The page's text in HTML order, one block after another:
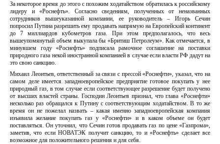
За некоторое время до этого с похожим ходатайством обратилась к российскому
лидеру и «Роснефть». Согласно сведениям, полученных от неназванных
сотрудников вышеуказанной компании, ее руководитель – Игорь Сечин
попросил Путина разрешить ему продавать напрямую на Европейский континент
до 7 миллиардов кубометров газа. При этом предполагалось, что весь
вышеупомянутый объем выкупала бы «Бритиш Петролеум». Как отмечается, в
минувшем году «Роснефть» подписала рамочное соглашение на поставки
природного газа некой иностранной компанией в случае если власти РФ дадут на
это свою санкцию.
Михаил Леонтьев, ответственный за связи с прессой «Роснефти», указал, что на
самом деле имеется западноевропейское предприятие готовое покупать у нее
природный газ, в том случае если соответствующее разрешение будет получено
от высших властей страны. Господин Леонтьев признал, что глава «Роснефти»
несколько раз обращался к Путину с соответствующим ходатайством. В то же
время он не пожелал назвать – какая именно западноевропейская компания
изъявила желание покупать газ у «Роснефти» и в каком объеме он будет
поставляться. Он уточнил, что Сечин готов продавать газ по цене «Газпрома»,
заметив, что если НОВАТЭК получит санкцию, то и «Роснефть» сделает все
возможное для положительного решения и для себя.